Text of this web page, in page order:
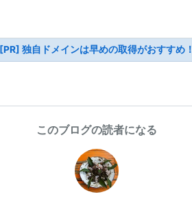
[PR] 独自ドメインは早めの取得がおすすめ！
このブログの読者になる